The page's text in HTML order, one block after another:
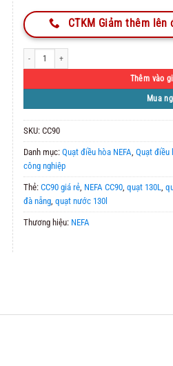
CTKM Giảm thêm lên
Quạt Điều Hòa Hơi Nước NEFA CC90 – Cơ số lượng
Thêm vào
Mua
SKU: CC90
Danh mục: Quạt điều hòa NEFA Quạt điều
công nghiệp
Thẻ: CC90 giá rẻ NEFA CC90 quạt 130L
đà nẵng quạt nước 130l
Thương hiệu: NEFA